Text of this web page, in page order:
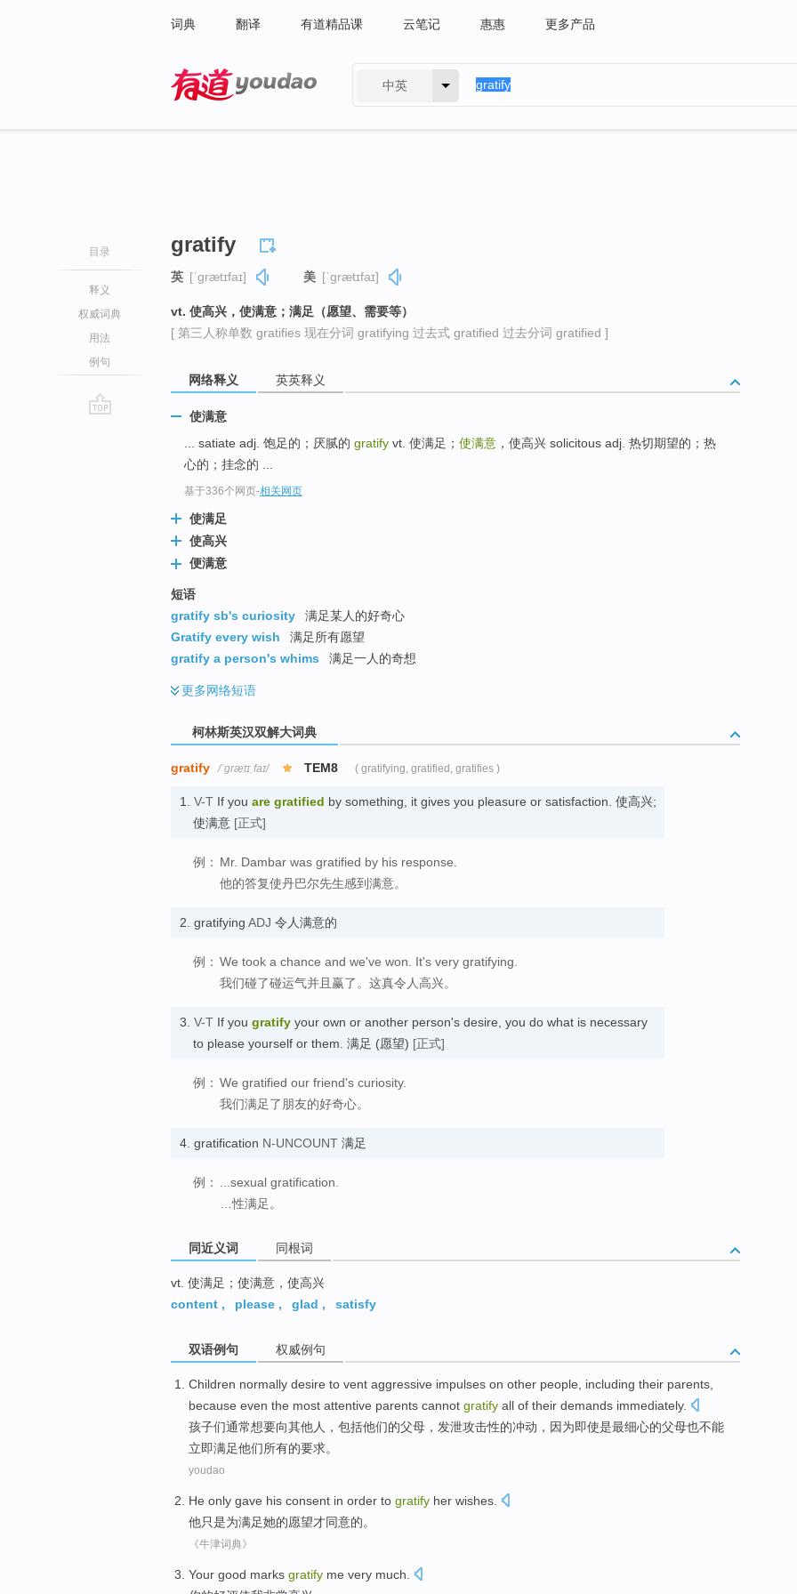
词典 翻译 有道精品课 云笔记 惠惠 更多产品
中英
目录
释义
权威词典
用法
例句
gratify
英 [ˈɡrætɪfaɪ] 美 [ˈɡrætɪfaɪ]
vt. 使高兴，使满意；满足（愿望、需要等）
[ 第三人称单数 gratifies 现在分词 gratifying 过去式 gratified 过去分词 gratified ]
网络释义 英英释义
使满意
... satiate adj. 饱足的；厌腻的 gratify vt. 使满足； 使满意 ，使高兴 solicitous adj. 热切期望的；热
心的；挂念的 ...
基于336个网页-相关网页
使满足
使高兴
便满意
短语
gratify sb's curiosity
满足某人的好奇心
Gratify every wish
满足所有愿望
gratify a person's whims
满足一人的奇想
更多网络短语
柯林斯英汉双解大词典
gratify /ˈɡrætɪˌfaɪ/ TEM8 ( gratifying, gratified, gratifies )
1. V-T If you are gratified by something, it gives you pleasure or satisfaction. 使高兴;
使满意 [正式]
例： Mr. Dambar was gratified by his response.
他的答复使丹巴尔先生感到满意。
2. gratifying ADJ 令人满意的
例： We took a chance and we've won. It's very gratifying.
我们碰了碰运气并且赢了。这真令人高兴。
3. V-T If you gratify your own or another person's desire, you do what is necessary
to please yourself or them. 满足 (愿望) [正式]
例： We gratified our friend's curiosity.
我们满足了朋友的好奇心。
4. gratification N-UNCOUNT 满足
例：
...sexual gratification.
…性满足。
同近义词 同根词
vt. 使满足；使满意，使高兴
content , please , glad , satisfy
双语例句 权威例句
Children normally desire to vent aggressive impulses on other people including their parents
because even the most attentive parents cannot gratify all of their demands immediately.
孩子们通常想要向其他人 ， 包括他们的父母 ， 发泄攻击性的冲动 ， 因为即使是最细心的父母也不能
立即满足他们所有的要求。
youdao
He only gave his consent in order to gratify her wishes
他只是为满足她的愿望才同意的。
《牛津词典》
Your good marks gratify me very much